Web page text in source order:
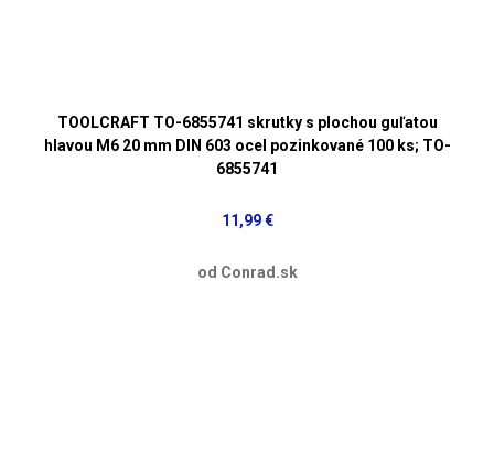
TOOLCRAFT TO-6855741 skrutky s plochou guľatou
hlavou M6 20 mm DIN 603 ocel pozinkované 100 ks; TO-
6855741
11,99 €
od Conrad.sk